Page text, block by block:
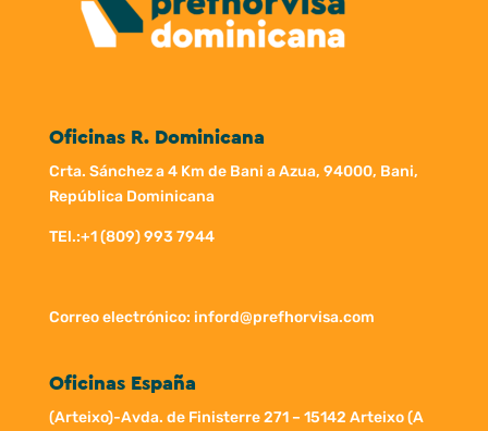
Oficinas R. Dominicana
Crta. Sánchez a 4 Km de Bani a Azua, 94000, Bani,
República Dominicana
TEl.:+1 (809) 993 7944
Correo electrónico: inford@prefhorvisa.com
Oficinas España
(Arteixo)-Avda. de Finisterre 271 – 15142 Arteixo (A